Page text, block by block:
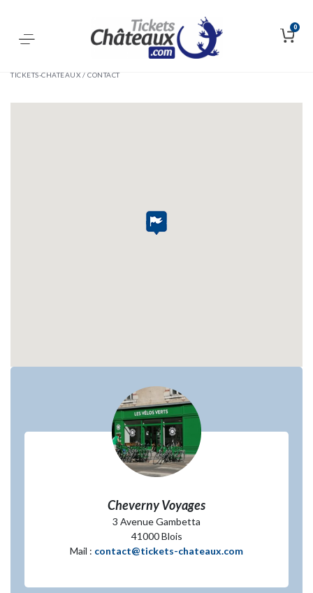
0
TICKETS-CHÂTEAUX / CONTACT
Cheverny Voyages
3 Avenue Gambetta
41000 Blois
Mail : contact@tickets-chateaux.com